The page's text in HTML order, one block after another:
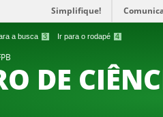
a busca 3 Ir para o rodapé 4
Simplifique!
DE